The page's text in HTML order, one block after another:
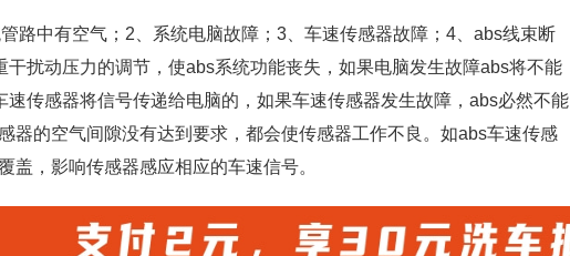
路中有空气；2、系统电脑故障；3、车速传感器故障；4、abs线束断
扰动压力的调节，使abs系统功能丧失，如果电脑发生故障abs将不能
传感器将信号传递给电脑的，如果车速传感器发生故障，abs必然不能
器的空气间隙没有达到要求，都会使传感器工作不良。如abs车速传感
盖，影响传感器感应相应的车速信号。